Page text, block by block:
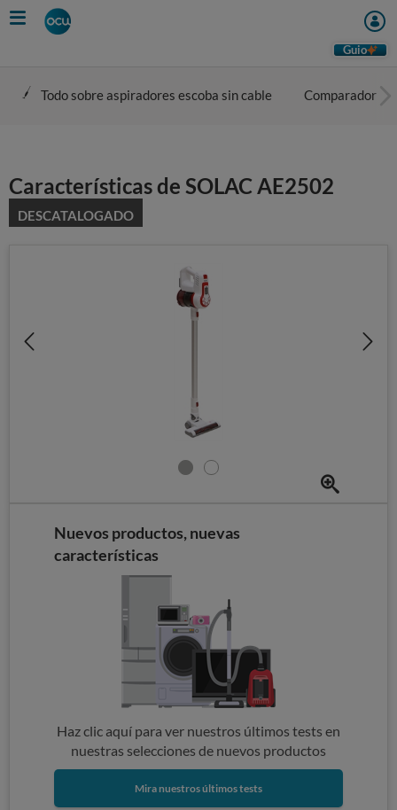
Skip
to
Guio
Todo sobre aspiradores escoba sin cable Comparador
Características de SOLAC AE2502
DESCATALOGADO
Nuevos productos, nuevas
características
Haz clic aquí para ver nuestros últimos tests en
nuestras selecciones de nuevos productos
Mira nuestros últimos tests